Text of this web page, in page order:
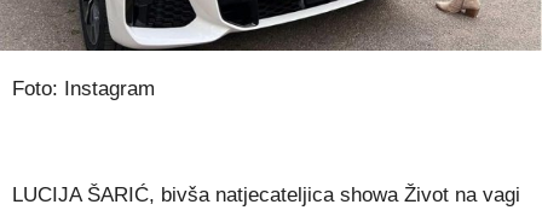
Foto: Instagram
LUCIJA ŠARIĆ, bivša natjecateljica showa Život na vagi